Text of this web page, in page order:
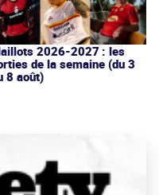
2026-2027 : les
de la semaine (du 3
8 août)